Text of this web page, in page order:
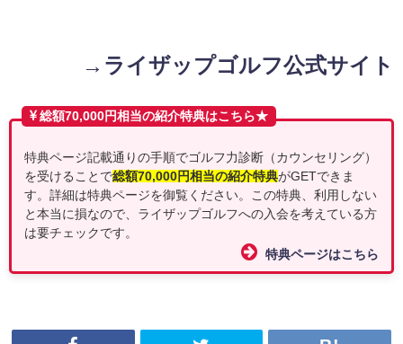
→ライザップゴルフ公式サイト
総額70,000円相当の紹介特典はこちら★
特典ページ記載通りの手順でゴルフ力診断（カウンセリング）
を受けることで総額70,000円相当の紹介特典がGETできま
す。詳細は特典ページを御覧ください。この特典、利用しない
と本当に損なので、ライザップゴルフへの入会を考えている方
は要チェックです。
特典ページはこちら